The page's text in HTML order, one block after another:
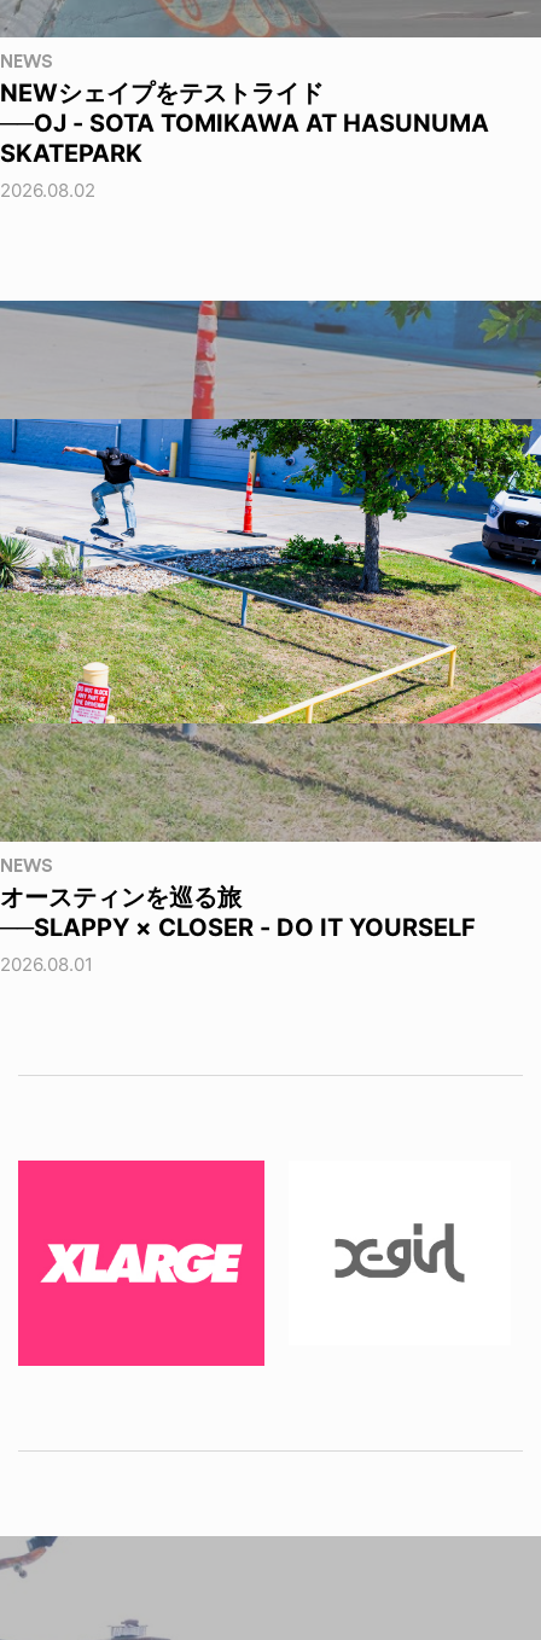
NEWS
NEWシェイプをテストライド
──OJ - SOTA TOMIKAWA AT HASUNUMA
SKATEPARK
2026.08.02
NEWS
オースティンを巡る旅
──SLAPPY × CLOSER - DO IT YOURSELF
2026.08.01